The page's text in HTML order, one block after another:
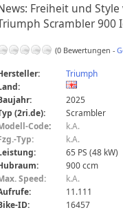
Freiheit und
Scrambler 900
(0 Bewertungen -
Triumph
2025
(2ri.de):
Scrambler
Code:
k.A.
Typ:
k.A.
65 PS (48 kW)
900 ccm
Speed:
k.A.
11.111
ID:
16457